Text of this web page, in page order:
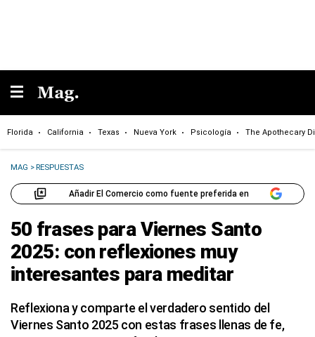
Florida California Texas Nueva York Psicología The Apothecary
MAG >RESPUESTAS
Añadir El Comercio como fuente preferida en
50 frases para Viernes Santo
2025: con reflexiones muy
interesantes para meditar
Reflexiona y comparte el verdadero sentido del
Viernes Santo 2025 con estas frases llenas de fe,